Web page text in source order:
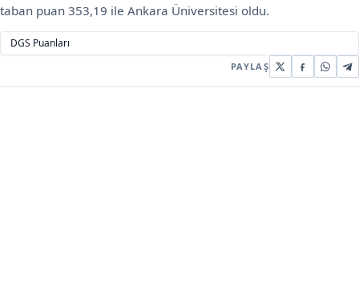
taban puan 353,19 ile Ankara Üniversitesi oldu.
DGS Puanları
PAYLAŞ